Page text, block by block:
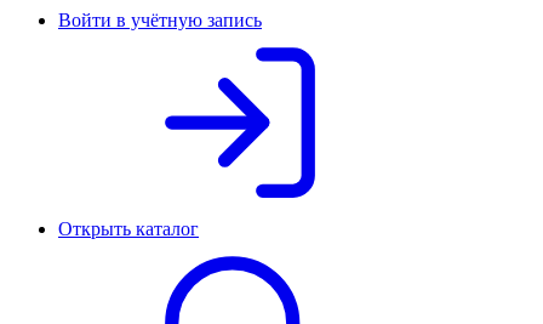
Войти в учётную запись
Открыть каталог